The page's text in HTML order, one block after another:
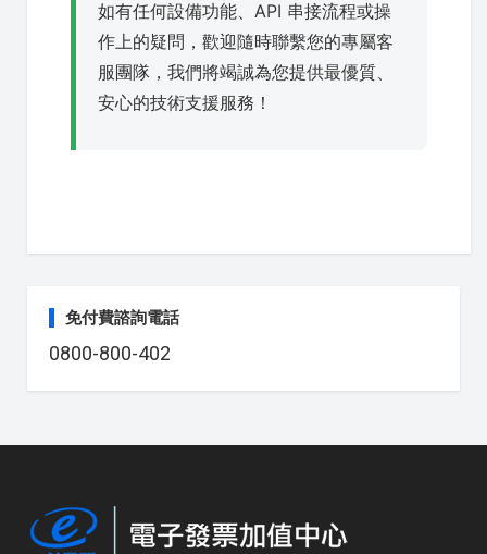
如有任何設備功能、API 串接流程或操
作上的疑問，歡迎隨時聯繫您的專屬客
服團隊，我們將竭誠為您提供最優質、
安心的技術支援服務！
免付費諮詢電話
0800-800-402